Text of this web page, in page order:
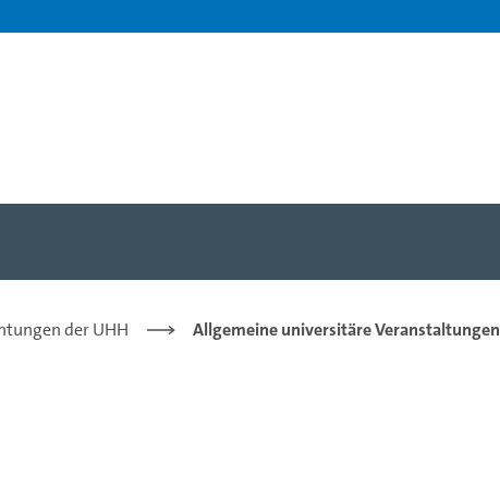
der UHH Allgemeine universitäre Veranstaltungen